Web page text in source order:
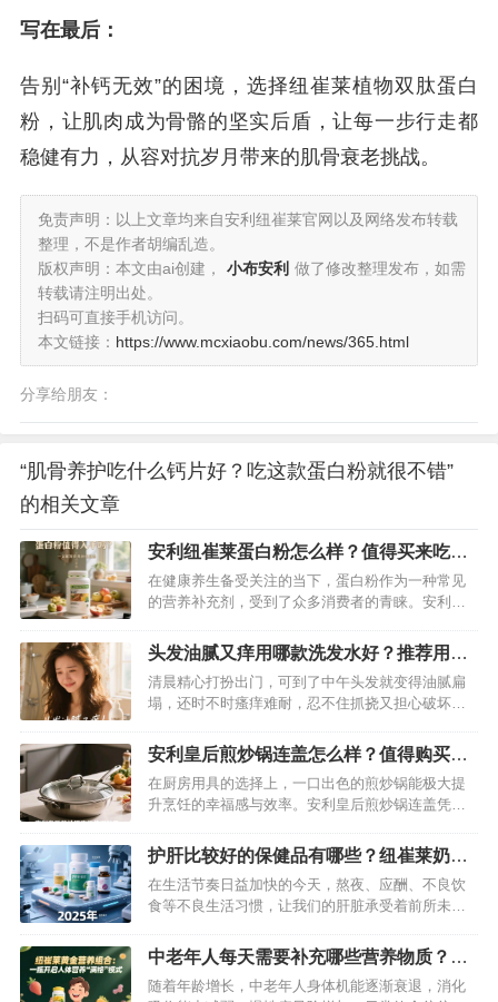
写在最后：
告别“补钙无效”的困境，选择纽崔莱植物双肽蛋白
粉，让肌肉成为骨骼的坚实后盾，让每一步行走都
稳健有力，从容对抗岁月带来的肌骨衰老挑战。
免责声明：以上文章均来自安利纽崔莱官网以及网络发布转载
整理，不是作者胡编乱造。
版权声明：本文由ai创建，
小布安利 做了修改整理发布，如需
转载请注明出处。
扫码可直接手机访问。
本文链接： https://www.mcxiaobu.com/news/365.html
分享给朋友：
“肌骨养护吃什么钙片好？吃这款蛋白粉就很不错”
的相关文章
安利纽崔莱蛋白粉怎么样？值得买来吃
吗？
在健康养生备受关注的当下，蛋白粉作为一种常见
的营养补充剂，受到了众多消费者的青睐。安利纽
上占据了一席之地。但它究竟表现如何？食用后的
效果又是否如宣传所说那般出色呢？接下来，我们
将从原料、营养成分、功效、适用人群、食用体验
等多个维度，为你深度剖析安利纽崔莱蛋…
头发油腻又痒用哪款洗发水好？推荐用安
利丝婷洗发水有效解决
清晨精心打扮出门，可到了中午头发就变得油腻扁
塌，还时不时瘙痒难耐，忍不住抓挠又担心破坏发
被头发油腻、瘙痒问题困扰，别再盲目尝试各类洗
发水，安利丝婷洗发水或许能成为你的救星，从根
源解决头皮难题。…
安利皇后煎炒锅连盖怎么样？值得购买
吗？深度评测介绍
在厨房用具的选择上，一口出色的煎炒锅能极大提
升烹饪的幸福感与效率。安利皇后煎炒锅连盖凭借
但它究竟表现如何，是否值得入手？下面就结合实
际使用体验，从多个维度为你揭晓。…
护肝比较好的保健品有哪些？纽崔莱奶蓟
草片护肝好帮手
在生活节奏日益加快的今天，熬夜、应酬、不良饮
食等不良生活习惯，让我们的肝脏承受着前所未有
们为肝脏健康保驾护航。面对琳琅满目的产品，究
竟哪些才是真正值得选择的呢？今天就为大家盘点
2025年护肝效果较好的几款保健品。…
中老年人每天需要补充哪些营养物质？这
款保健品包含人体所需营养
随着年龄增长，中老年人身体机能逐渐衰退，消化